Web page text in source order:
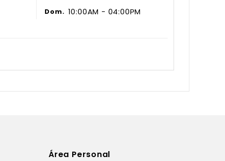
Dom. 10:00AM - 04:00PM
Área Personal